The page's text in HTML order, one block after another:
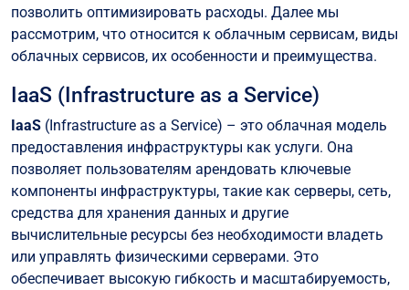
позволить оптимизировать расходы. Далее мы
рассмотрим, что относится к облачным сервисам, виды
облачных сервисов, их особенности и преимущества.
IaaS (Infrastructure as a Service)
IaaS (Infrastructure as a Service) – это облачная модель
предоставления инфраструктуры как услуги. Она
позволяет пользователям арендовать ключевые
компоненты инфраструктуры, такие как серверы, сеть,
средства для хранения данных и другие
вычислительные ресурсы без необходимости владеть
или управлять физическими серверами. Это
обеспечивает высокую гибкость и масштабируемость,